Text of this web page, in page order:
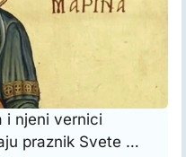
i njeni vernici
praznik Svete …